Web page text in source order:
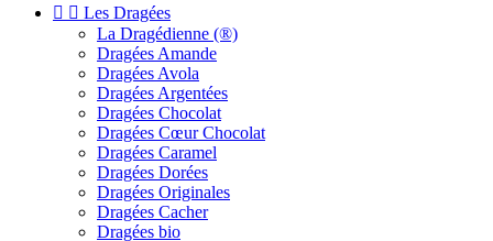
  Les Dragées
La Dragédienne (®)
Dragées Amande
Dragées Avola
Dragées Argentées
Dragées Chocolat
Dragées Cœur Chocolat
Dragées Caramel
Dragées Dorées
Dragées Originales
Dragées Cacher
Dragées bio